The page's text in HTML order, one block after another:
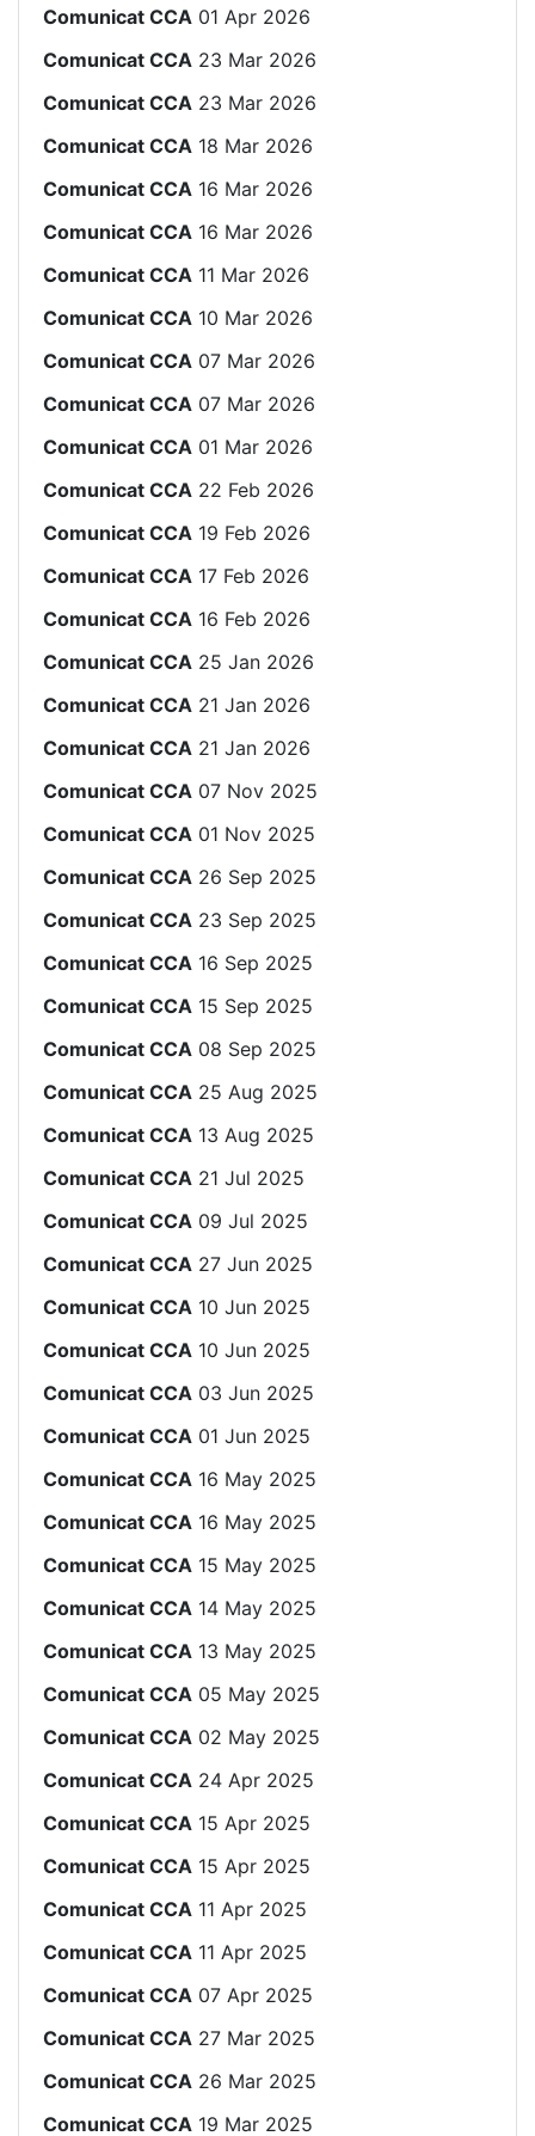
Comunicat CCA 01 Apr 2026
Comunicat CCA 23 Mar 2026
Comunicat CCA 23 Mar 2026
Comunicat CCA 18 Mar 2026
Comunicat CCA 16 Mar 2026
Comunicat CCA 16 Mar 2026
Comunicat CCA 11 Mar 2026
Comunicat CCA 10 Mar 2026
Comunicat CCA 07 Mar 2026
Comunicat CCA 07 Mar 2026
Comunicat CCA 01 Mar 2026
Comunicat CCA 22 Feb 2026
Comunicat CCA 19 Feb 2026
Comunicat CCA 17 Feb 2026
Comunicat CCA 16 Feb 2026
Comunicat CCA 25 Jan 2026
Comunicat CCA 21 Jan 2026
Comunicat CCA 21 Jan 2026
Comunicat CCA 07 Nov 2025
Comunicat CCA 01 Nov 2025
Comunicat CCA 26 Sep 2025
Comunicat CCA 23 Sep 2025
Comunicat CCA 16 Sep 2025
Comunicat CCA 15 Sep 2025
Comunicat CCA 08 Sep 2025
Comunicat CCA 25 Aug 2025
Comunicat CCA 13 Aug 2025
Comunicat CCA 21 Jul 2025
Comunicat CCA 09 Jul 2025
Comunicat CCA 27 Jun 2025
Comunicat CCA 10 Jun 2025
Comunicat CCA 10 Jun 2025
Comunicat CCA 03 Jun 2025
Comunicat CCA 01 Jun 2025
Comunicat CCA 16 May 2025
Comunicat CCA 16 May 2025
Comunicat CCA 15 May 2025
Comunicat CCA 14 May 2025
Comunicat CCA 13 May 2025
Comunicat CCA 05 May 2025
Comunicat CCA 02 May 2025
Comunicat CCA 24 Apr 2025
Comunicat CCA 15 Apr 2025
Comunicat CCA 15 Apr 2025
Comunicat CCA 11 Apr 2025
Comunicat CCA 11 Apr 2025
Comunicat CCA 07 Apr 2025
Comunicat CCA 27 Mar 2025
Comunicat CCA 26 Mar 2025
Comunicat CCA 19 Mar 2025